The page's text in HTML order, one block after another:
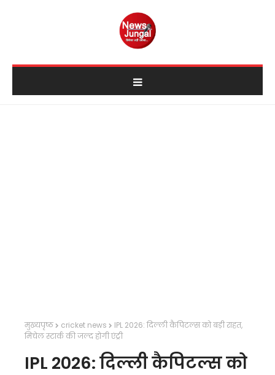
मुख्यपृष्ठ cricket news
IPL 2026: दिल्ली कैपिटल्स को बड़ी राहत,
मिचेल स्टार्क की जल्द होगी एंट्री
IPL 2026: दिल्ली कैपिटल्स को